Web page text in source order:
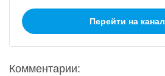
Перейти на канал
Комментарии: